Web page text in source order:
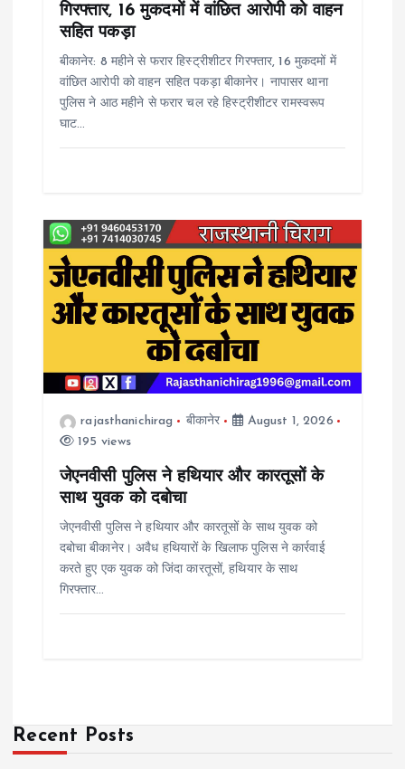
गिरफ्तार, 16 मुकदमों में वांछित आरोपी को वाहन
सहित पकड़ा
बीकानेर: 8 महीने से फरार हिस्ट्रीशीटर गिरफ्तार, 16 मुकदमों में
वांछित आरोपी को वाहन सहित पकड़ा बीकानेर। नापासर थाना
पुलिस ने आठ महीने से फरार चल रहे हिस्ट्रीशीटर रामस्वरूप
घाट…
rajasthanichirag बीकानेर
August 1, 2026
195 views
जेएनवीसी पुलिस ने हथियार और कारतूसों के
साथ युवक को दबोचा
जेएनवीसी पुलिस ने हथियार और कारतूसों के साथ युवक को
दबोचा बीकानेर। अवैध हथियारों के खिलाफ पुलिस ने कार्रवाई
करते हुए एक युवक को जिंदा कारतूसों, हथियार के साथ
गिरफ्तार…
Recent Posts